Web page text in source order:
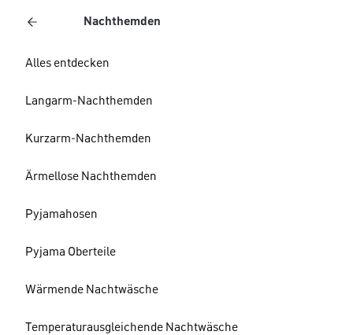
Nachthemden
Alles entdecken
Langarm-Nachthemden
Kurzarm-Nachthemden
Ärmellose Nachthemden
Pyjamahosen
Pyjama Oberteile
Wärmende Nachtwäsche
Temperaturausgleichende Nachtwäsche